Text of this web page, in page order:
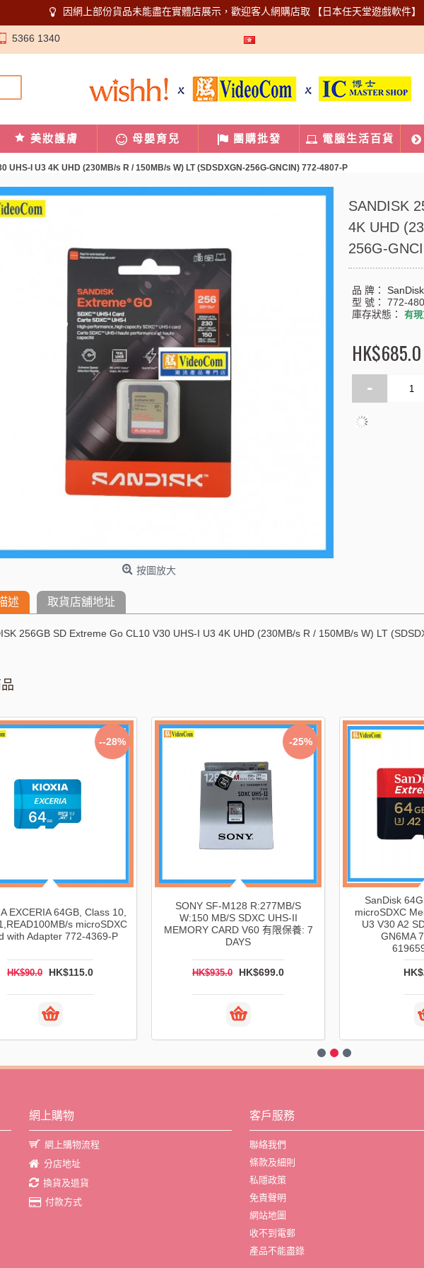
因網上部份貨品未能盡在實體店展示，歡迎客人網購店取 【日本任天堂遊戲軟件】
5366 1340
美妝護膚 母嬰育兒 團購批發 電腦生活百貨
UHS-I U3 4K UHD (230MB/s R / 150MB/s W) LT (SDSDXGN-256G-GNCIN) 772-4807-P
按圖放大
SANDISK
4K UHD
256G-
品 牌： SanDisk
型 號： 772-
庫存狀態： 有
-
述 取貨店舖地址
256GB SD Extreme Go CL10 V30 UHS-I U3 4K UHD (230MB/s R / 150MB/s W) LT
--28%
EXCERIA 64GB, Class 10,
s microSDXC
with Adapter 772-4369-P
HK$90.0 HK$115.0
-25%
SONY SF-M128 R:277MB/S
W:150 MB/S SDXC UHS-II
MEMORY CARD V60 有限保養: 7
DAYS
HK$935.0 HK$699.0
SanDisk
microSDXC
U3 V30 A2
GN6MA
網上購物
網上購物流程
分店地址
換貨及退貨
付款方式
客戶服務
聯絡我們
條款及細則
私隱政策
免責聲明
網站地圖
收不到電郵
產品不能盡錄